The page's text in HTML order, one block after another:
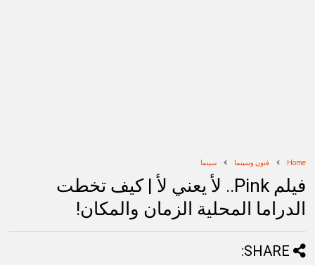
Home فنون وسينما سينما
فيلم Pink.. لأ يعني لأ | كيف تخطت
الدراما المحلية الزمان والمكان!
SHARE: